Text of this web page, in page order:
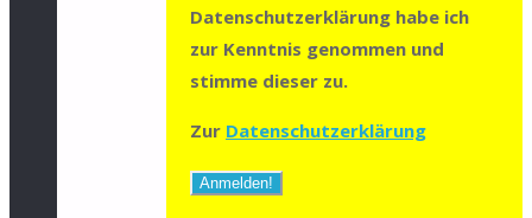
Datenschutzerklärung habe ich
zur Kenntnis genommen und
stimme dieser zu.
Zur Datenschutzerklärung